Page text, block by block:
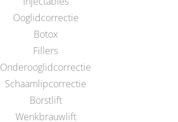
Ooglidcorrectie
Botox
Fillers
Onderooglidcorrectie
Schaamlipcorrectie
Borstlift
Wenkbrauwlift